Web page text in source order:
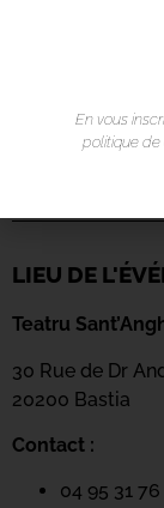
LIEU DE
Teatru
30 Rue de Dr
20200 Bastia
Contact :
04 95 31
En vous
politique de